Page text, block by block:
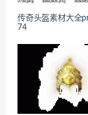
传奇头盔素材大全
74